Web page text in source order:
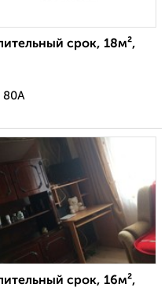
срок, 18м²,
80А
срок, 16м²,